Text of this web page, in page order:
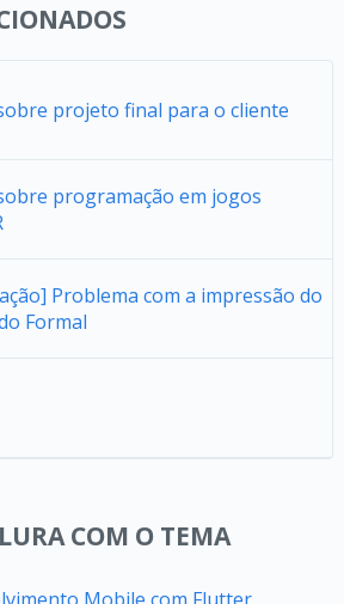
projeto final para o cliente
programação em jogos
Problema com a impressão do
Formal
COM O TEMA